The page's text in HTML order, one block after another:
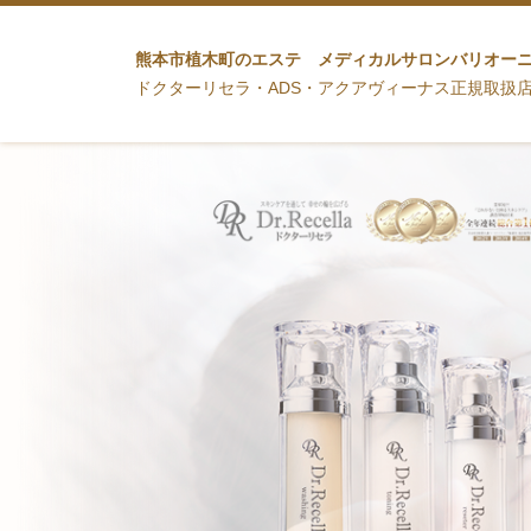
熊本市植木町のエステ メディカルサロンバリオー
ドクターリセラ・ADS・アクアヴィーナス正規取扱